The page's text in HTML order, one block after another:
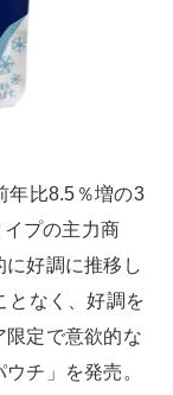
年比8.5％増の3
プの主力商
好調に推移し
となく、好調を
限定で意欲的な
チ」を発売。